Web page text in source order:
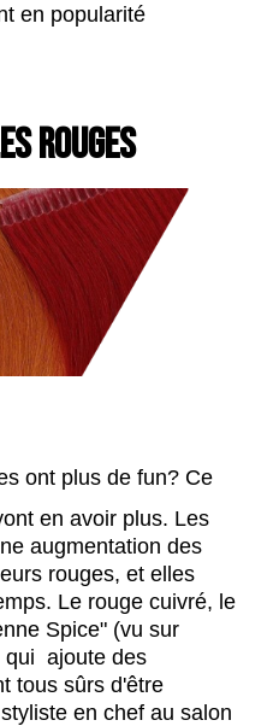
en popularité
ROUGES
ont plus de fun? Ce
en avoir plus. Les
augmentation des
rouges, et elles
Le rouge cuivré, le
Spice" (vu sur
qui ajoute des
tous sûrs d'être
en chef au salon